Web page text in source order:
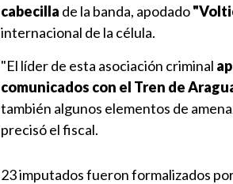
cabecilla de la banda, apodado
internacional de la célula.
"El líder de esta asociación criminal
comunicados con el Tren de
también algunos elementos de
precisó el fiscal.
23 imputados fueron formalizados